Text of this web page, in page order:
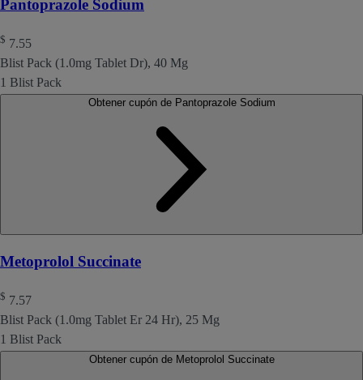
Pantoprazole Sodium
$ 7.55
Blist Pack (1.0mg Tablet Dr), 40 Mg
1 Blist Pack
Metoprolol Succinate
$ 7.57
Blist Pack (1.0mg Tablet Er 24 Hr), 25 Mg
1 Blist Pack
Obtener cupón de Metoprolol Succinate